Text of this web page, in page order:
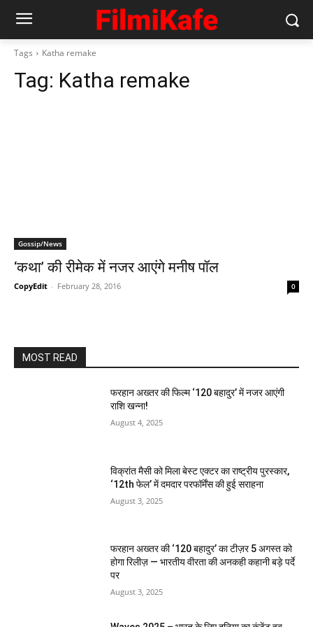
Tags Katha remake
Tag: Katha remake
Gossip/News
‘कथा’ की रीमेक में नजर आएंगे मनीष पॉल
CopyEdit - February 28, 2016 0
MOST READ
फरहान अख्तर की फिल्म ‘120 बहादुर’ में नजर आएंगी
राशि खन्ना!
August 4, 2025
विक्रांत मैसी को मिला बेस्ट एक्टर का राष्ट्रीय पुरस्कार,
‘12th फेल’ में दमदार परफॉर्मेंस की हुई सराहना
August 3, 2025
फरहान अख्तर की ‘120 बहादुर’ का टीज़र 5 अगस्त को
होगा रिलीज़ — भारतीय वीरता की अनकही कहानी बड़े पर्दे
पर
August 3, 2025